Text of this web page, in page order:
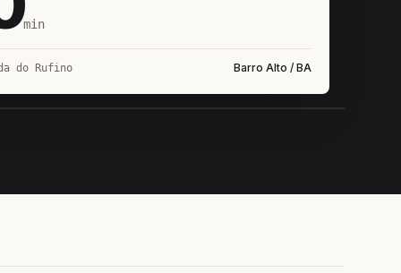
min
do Rufino Barro Alto / BA